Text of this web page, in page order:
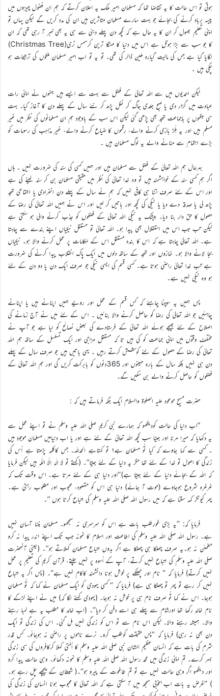
ہوتی تو اس حالت کا یہ تقاضا تھا کہ مسلمان امیر ملک یہ اعلان کرتے کہ ہم ان فضول چیزوں میں
پیسہ برباد کرنے کی بجائے جو بہت سارے مسلمان متاثرین ہیں ان کی مدد کریں گے لیکن یہاں تو
اپنی تعلیم بھول کر ان کا یہ حال ہے کہ کچھ دن پہلے دبئی سے ہی یہ بھی خبر آ رہی تھی کہ ان
کا جو سب سے بڑا ہوٹل ہے اس میں دنیا کا مہنگا ترین کرسمس ٹری(Christmas Tree)
لگایا گیا ہے جس کی مالیت گیارہ ملین ڈالر کی تھی۔ تو یہ تو اب امیر مسلمان ملکوں کی ترجیحات ہو
چکی ہیں ۔
لیکن احمدیوں میں سے اللہ تعالیٰ کے فضل سے بہت سے ایسے ہیں جنہوں نے اپنی رات
عبادت میں گزار دی یا صبح جلدی جاگ کر نفل پڑھ کر نئے سال کے پہلے دن کا آغاز کیا۔ بہت
سی جگہوں پر باجماعت تہجد بھی پڑھی گئی لیکن اس سب کے باوجود ہم ان مسلمانوں کی نظر میں غیر
مسلم ہیں اور یہ ہلّڑ بازی کرنے والے، رقموں کا ضیاع کرنے والے، غیر مذاہب کی رسومات کو
بڑے اہتمام سے منانے والے یہ لوگ مسلمان ہیں ۔
بہرحال ہم اللہ تعالیٰ کے فضل سے مسلمان ہیں اور ہمیں کسی کی سند کی ضرورت نہیں ۔ ہاں
اگر ہم کسی سند کے خواہشمند ہیں تو وہ خدا تعالیٰ کی نظر میں حقیقی مسلمان بن کر سند لینے کی ہے
اور اس کے لئے صرف اتنا ہی کافی نہیں کہ ہم نے سال کے پہلے دن انفرادی یا اجتماعی تہجد
پڑھ لی یا صدقہ دے دیا یا نیکی کی کچھ اور باتیں کر لیں اور اس نے ہمیں اللہ تعالیٰ کی رضا کے
حصول کا حق دار بنا دیا۔ بیشک یہ نیکی اللہ تعالیٰ کے فضلوں کو جذب کرنے والی ہو سکتی ہے
لیکن تب جب اس میں استقلال بھی پیدا ہو۔ اللہ تعالیٰ تو مستقل نیکیاں اپنے بندے سے چاہتا
ہے۔ اللہ تعالیٰ چاہتا ہے کہ اس کا بندہ مستقل اس کے احکامات پر عمل کرنے والا ہو۔ نیکیاں
بجا لانے والا ہو۔ نمازوں اور تہجد کے ساتھ دلوں میں ایک پاک انقلاب پیدا کرنے کی ضرورت
ہے تب خدا تعالیٰ راضی ہوتا ہے۔ کسی قسم کی ایسی نیکی جو صرف ایک دن یا دو دن کے لئے
ہو وہ نیکی نہیں ہے۔
پس ہمیں یہ سوچنا چاہئے کہ کس قسم کے عمل اور رویے ہمیں اپنانے ہیں یا اپنانے
چاہئیں جو اللہ تعالیٰ کی رضا کو حاصل کرنے والا بنائیں ۔ اس کے لئے میں نے آج زمانے کی
اصلاح کے لئے بھیجے ہوئے اللہ تعالیٰ کے فرستادے کی بعض نصائح کو لیا ہے جو آپ نے
مختلف وقتوں میں اپنی جماعت کو کی ہیں تا کہ مستقل مزاجی اور ایک تسلسل کے ساتھ ہم اللہ
تعالیٰ کی رضا کے حصول کے لئے کوشش کرتے رہیں ۔ یہی باتیں ہیں جو صرف سال کے پہلے
دن ہی نہیں بلکہ سال کے بارہ مہینوں اور 365دنوں کو بابرکت کریں گی اور ہم اللہ تعالیٰ کے
فضلوں کو حاصل کرنے والے بن سکیں گے۔
حضرت مسیح موعود علیہ الصلوۃ والسلام ایک جگہ فرماتے ہیں کہ :
’’اب دنیا کی حالت کودیکھو کہ ہمارے نبی کریم صلی اللہ علیہ وسلم نے تو اپنے عمل سے
یہ دکھایا کہ میرا مرنا اور جینا سب کچھ اللہ تعالیٰ کے لئے ہے اور یا اب دنیامیں مسلمان موجود ہیں
۔ کسی سے کہا جاوے کہ کیا تُو مسلمان ہے؟ تو کہتاہے الحمدللہ۔ جس کاکلمہ پڑھتا ہے اُس کی
زندگی کا اصول تو خدا کے لئے تھا مگر یہ دنیا کے لئے جیتا‘‘۔ (کہتے تو لَا اِلٰہَ اِلَّا اللّٰہ ہیں لیکن فرمایا
کہ اللہ کے بجائے دنیا کے لئے جیتا ہے)’’اور دنیا ہی کے لئے مرتا ہے۔ اس وقت تک کہ
غرغرہ شروع ہوجاوے (موت آ جائے) دنیا ہی اس کو مقصود، محبوب اور مطلوب رہتی ہے۔
پھر کیونکر کہہ سکتا ہے کہ میں رسول اللہ صلی اللہ علیہ وسلم کی اتباع کرتا ہوں ‘‘۔
فرمایا کہ: ’’یہ بڑی غورطلب بات ہے اس کو سرسری نہ سمجھو۔ مسلمان بننا آسان نہیں
ہے۔ رسول اللہ صلی اللہ علیہ وسلم کی اطاعت اور اسلام کا نمونہ جب تک اپنے اندر پیدا نہ کرو
مطمئن نہ ہو۔یہ صرف چھلکا ہی چھلکا ہے اگر بدوں اتباع مسلمان کہلاتے ہو‘‘۔ (یعنی آنحضرت
صلی اللہ علیہ وسلم کی اتباع نہیں کرتے، آپ کے اُسوہ پر نہیں چلتے، قرآن کریم کی تعلیم پر عمل
نہیں کرتے) فرمایا کہ ’’ نام اور چھلکے پر خوش ہونا دانشمند کاکام نہیں ہے‘‘۔ (پس اگر یہ اتباع
نہیں کر رہے تو پھر تو چھلکا ہی ہے) فرمایا کہ ’’ کسی یہودی کو ایک مسلمان نے کہا کہ تُو مسلمان
ہوجا۔ اس نے کہا تُو صرف نام ہی پر خوش نہ ہوجا۔ (یہودی کہنے لگا کہ) میں نے اپنے لڑکے کا
نام خالد رکھا تھا اورشام سے پہلے ہی اسے دفن کر دیا‘‘۔ (اب خالد کا مطلب یہ ہے لمبا رہنے
والا۔ ہمیشہ رہنے والا۔ لیکن اس نام سے تو اس کو زندگی نہیں مل گئی۔ اس کی زندگی تو ایک
دن بھی نہ رہی) فرمایا کہ ’’پس حقیقت کوطلب کرو۔ نرے ناموں پر راضی نہ ہوجائو۔ کس قدر
شرم کی بات ہے کہ انسان عظیم الشان نبی صلی اللہ علیہ وسلم کا اُمَّتی کہلا کرکافروں کی سی زندگی
بسر کرے۔ تم اپنی زندگی میں محمد رسول اللہ صلی اللہ علیہ وسلم کا نمونہ دکھائو۔ وہی حالت پیدا کرو
اور دیکھو اگر وہی حالت نہیں ہے تو تم طاغوت کے پیَرو ہو‘‘۔( شیطان کے پیچھے چل رہے ہو۔
) ’’غرض یہ بات اب بخوبی سمجھ میں آ سکتی ہے کہ اللہ تعالیٰ کا محبوب ہونا انسان کی زندگی کی